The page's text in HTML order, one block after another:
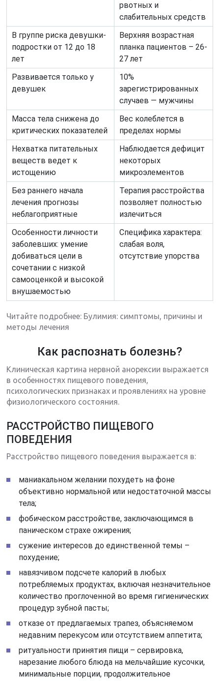
рвотных и
слабительных средств
В группе риска девушки-
подростки от 12 до 18
лет
Верхняя возрастная
планка пациентов – 26-
27 лет
Развивается только у
девушек
10%
зарегистрированных
случаев — мужчины
Масса тела снижена до
критических показателей
Вес колеблется в
пределах нормы
Нехватка питательных
веществ ведет к
истощению
Наблюдается дефицит
некоторых
микроэлементов
Без раннего начала
лечения прогнозы
неблагоприятные
Терапия расстройства
позволяет полностью
излечиться
Особенности личности
заболевших: умение
добиваться цели в
сочетании с низкой
самооценкой и высокой
внушаемостью
Специфика характера:
слабая воля,
отсутствие упорства
Читайте подробнее: Булимия: симптомы, причины и
методы лечения
Как распознать болезнь?
Клиническая картина нервной анорексии выражается
в особенностях пищевого поведения,
психологических признаках и проявлениях на уровне
физиологического состояния.
РАССТРОЙСТВО ПИЩЕВОГО
ПОВЕДЕНИЯ
Расстройство пищевого поведения выражается в:
маниакальном желании похудеть на фоне
объективно нормальной или недостаточной массы
тела;
фобическом расстройстве, заключающимся в
паническом страхе ожирения;
сужение интересов до единственной темы –
похудение;
навязчивом подсчете калорий в любых
потребляемых продуктах, включая незначительное
количество проглоченной во время гигиенических
процедур зубной пасты;
отказе от предлагаемых трапез, объясняемом
недавним перекусом или отсутствием аппетита;
ритуальности принятия пищи – сервировка,
нарезание любого блюда на мельчайшие кусочки,
минимальные порции, продолжительное